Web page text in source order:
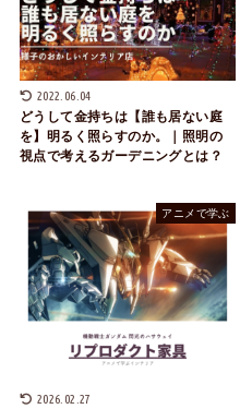
2022.06.04
どうして金持ちは【誰も居ない庭
を】明るく照らすのか。｜照明の
視点で考えるガーデニングとは？
アニメで学ぶ
2026.02.27